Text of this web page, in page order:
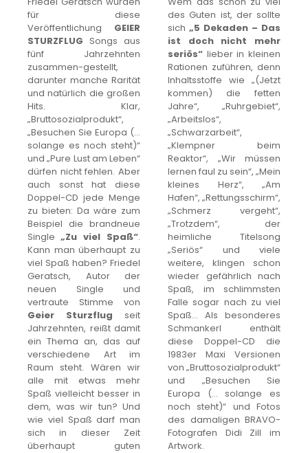
für diese
Veröffentlichung GEIER
STURZFLUG Songs aus
fünf Jahrzehnten
zusammen-gestellt,
darunter manche Rarität
und natürlich die großen
Hits. Klar,
„Bruttosozialprodukt“,
„Besuchen Sie Europa (…
solange es noch steht)“
und „Pure Lust am Leben“
dürfen nicht fehlen. Aber
auch sonst hat diese
Doppel-CD jede Menge
zu bieten: Da wäre zum
Beispiel die brandneue
Single „Zu viel Spaß“.
Kann man überhaupt zu
viel Spaß haben? Friedel
Geratsch, Autor der
neuen Single und
vertraute Stimme von
Geier Sturzflug seit
Jahrzehnten, reißt damit
ein Thema an, das auf
verschiedene Art im
Raum steht. Wären wir
alle mit etwas mehr
Spaß vielleicht besser in
dem, was wir tun? Und
wie viel Spaß darf man
sich in dieser Zeit
überhaupt guten
des Guten ist, der sollte
sich „5 Dekaden – Das
ist doch nicht mehr
seriös“ lieber in kleinen
Rationen zuführen, denn
Inhaltsstoffe wie „(Jetzt
kommen) die fetten
Jahre“, „Ruhrgebiet“,
„Arbeitslos“,
„Schwarzarbeit“,
„Klempner beim
Reaktor“, „Wir müssen
lernen faul zu sein“, „Mein
kleines Herz“, „Am
Hafen“, „Rettungsschirm“,
„Schmerz vergeht“,
„Trotzdem“, der
heimliche Titelsong
„Seriös“ und viele
weitere, klingen schon
wieder gefährlich nach
Spaß, im schlimmsten
Falle sogar nach zu viel
Spaß… Als besonderes
Schmankerl enthält
diese Doppel-CD die
1983er Maxi Versionen
von „Bruttosozialprodukt“
und „Besuchen Sie
Europa (… solange es
noch steht)“ und Fotos
des damaligen BRAVO-
Fotografen Didi Zill im
Artwork.